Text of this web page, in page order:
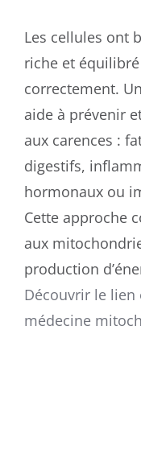
Les cellules ont
riche et
correctement.
aide à prévenir
aux carences :
digestifs,
hormonaux ou
Cette approche
aux
production
Découvrir le
médecine